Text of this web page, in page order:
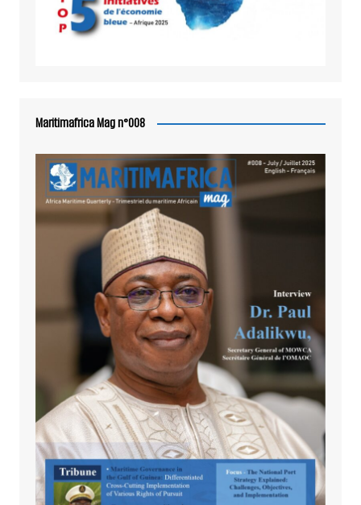
Maritimafrica Mag n°008